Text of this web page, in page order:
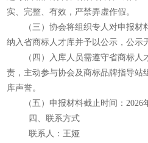
实、完整、有效，严禁弄虚作假。
（三）协会将组织专人对申报
纳入省商标人才库并予以公示，公示
（四）入库人员需遵守省商标
责，主动参与协会及商标品牌指导站
库声誉。
（五）申报材料截止时间：2026
四、联系方式
联系人：王娅